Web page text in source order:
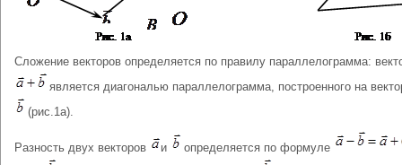
Сложение векторов определяется по правилу параллелограмма:
является диагональю параллелограмма, построенного на
(рис.1а).
Разность двух векторов и
определяется по формуле